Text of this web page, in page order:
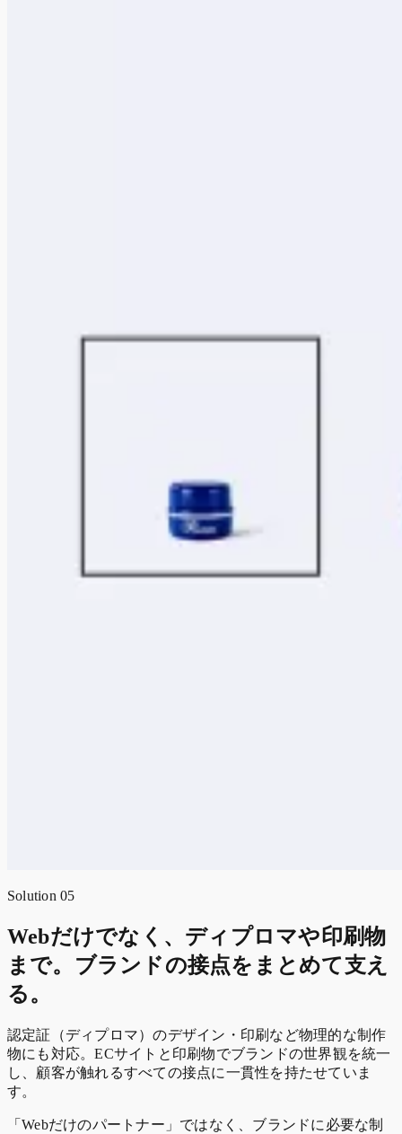
Solution 05
Webだけでなく、ディプロマや印刷物
まで。ブランドの接点をまとめて支え
る。
認定証（ディプロマ）のデザイン・印刷など物理的な制作
物にも対応。ECサイトと印刷物でブランドの世界観を統一
し、顧客が触れるすべての接点に一貫性を持たせていま
す。
「Webだけのパートナー」ではなく、ブランドに必要な制